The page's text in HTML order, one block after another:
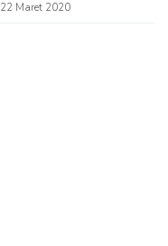
22 Maret 2020